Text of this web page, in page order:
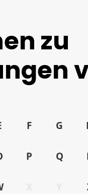
zu
F G
P Q